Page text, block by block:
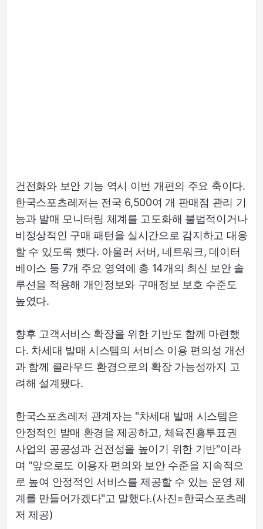
건전화와 보안 기능 역시 이번 개편의 주요 축이다.
한국스포츠레저는 전국 6,500여 개 판매점 관리 기
능과 발매 모니터링 체계를 고도화해 불법적이거나
비정상적인 구매 패턴을 실시간으로 감지하고 대응
할 수 있도록 했다. 아울러 서버, 네트워크, 데이터
베이스 등 7개 주요 영역에 총 14개의 최신 보안 솔
루션을 적용해 개인정보와 구매정보 보호 수준도
높였다.
향후 고객서비스 확장을 위한 기반도 함께 마련했
다. 차세대 발매 시스템의 서비스 이용 편의성 개선
과 함께 클라우드 환경으로의 확장 가능성까지 고
려해 설계됐다.
한국스포츠레저 관계자는 "차세대 발매 시스템은
안정적인 발매 환경을 제공하고, 체육진흥투표권
사업의 공공성과 건전성을 높이기 위한 기반"이라
며 "앞으로도 이용자 편의와 보안 수준을 지속적으
로 높여 안정적인 서비스를 제공할 수 있는 운영 체
계를 만들어가겠다"고 말했다.(사진=한국스포츠레
저 제공)